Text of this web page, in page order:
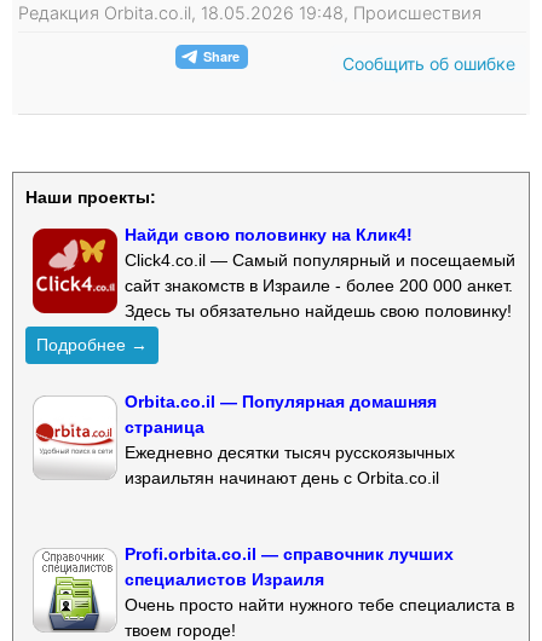
Редакция Orbita.co.il, 18.05.2026 19:48, Происшествия
Сообщить об ошибке
Наши проекты:
Найди свою половинку на Клик4!
Click4.co.il — Самый популярный и посещаемый
сайт знакомств в Израиле - более 200 000 анкет.
Здесь ты обязательно найдешь свою половинку!
Подробнее →
Orbita.co.il — Популярная домашняя
страница
Ежедневно десятки тысяч русскоязычных
израильтян начинают день с Orbita.co.il
Profi.orbita.co.il — справочник лучших
специалистов Израиля
Очень просто найти нужного тебе специалиста в
твоем городе!